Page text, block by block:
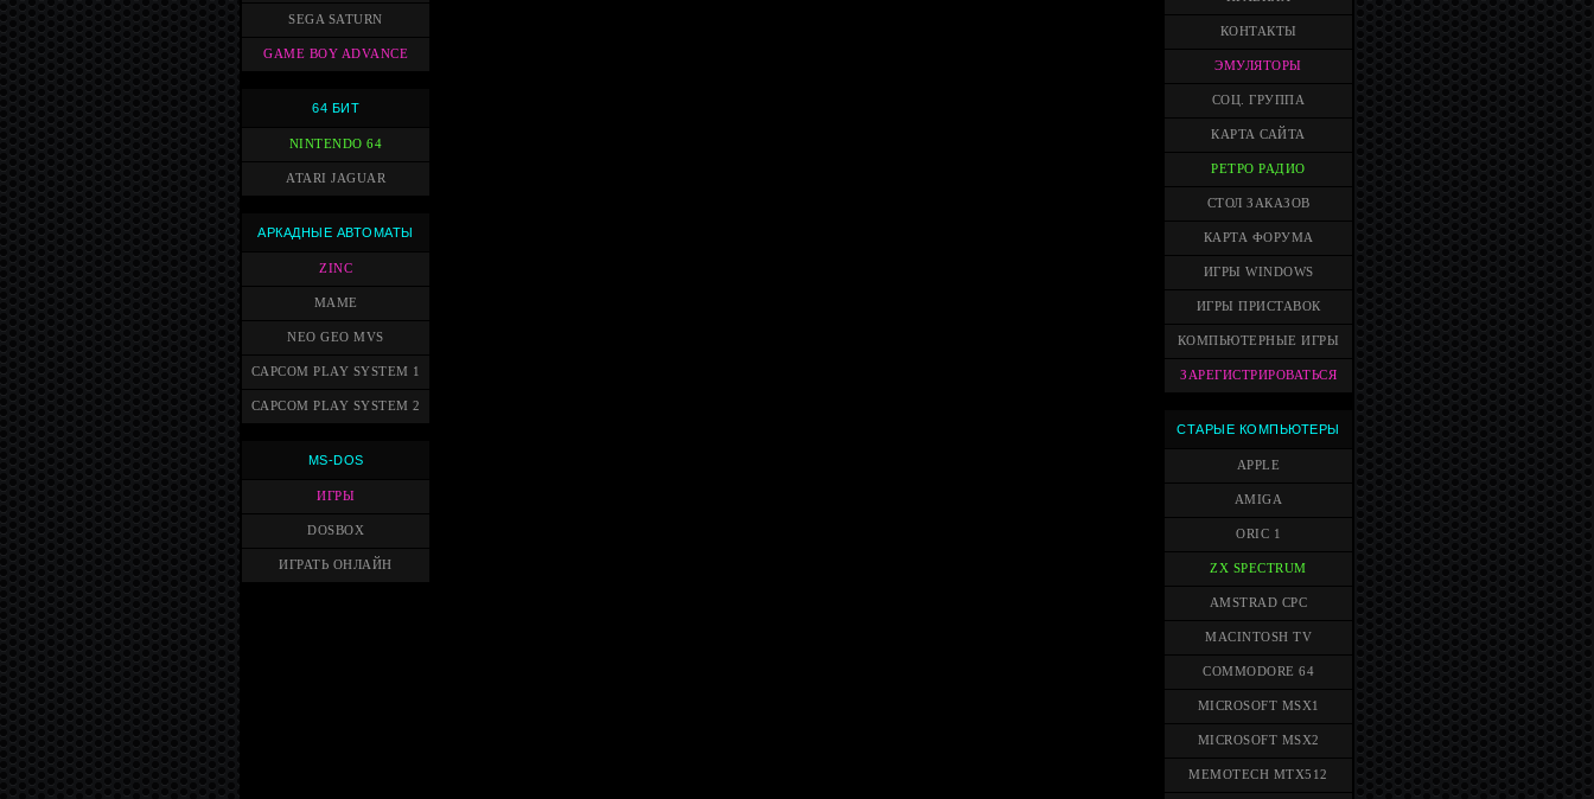
SEGA SATURN
GAME BOY ADVANCE
64 БИТ
NINTENDO 64
ATARI JAGUAR
АРКАДНЫЕ АВТОМАТЫ
ZINC
MAME
NEO GEO MVS
CAPCOM PLAY SYSTEM 1
CAPCOM PLAY SYSTEM 2
MS-DOS
ИГРЫ
DOSBOX
ИГРАТЬ ОНЛАЙН
КОНТАКТЫ
ЭМУЛЯТОРЫ
СОЦ. ГРУППА
КАРТА САЙТА
РЕТРО РАДИО
СТОЛ ЗАКАЗОВ
КАРТА ФОРУМА
ИГРЫ WINDOWS
ИГРЫ ПРИСТАВОК
КОМПЬЮТЕРНЫЕ ИГРЫ
ЗАРЕГИСТРИРОВАТЬСЯ
СТАРЫЕ КОМПЬЮТЕРЫ
APPLE
AMIGA
ORIC 1
ZX SPECTRUM
AMSTRAD CPC
MACINTOSH TV
COMMODORE 64
MICROSOFT MSX1
MICROSOFT MSX2
MEMOTECH MTX512